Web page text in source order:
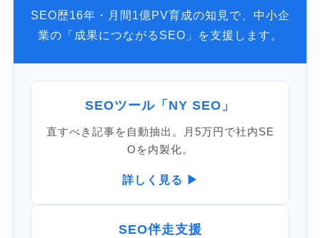
SEO歴16年・月間1億PV育成の知見で、中小企
業の「成果につながるSEO」を支援します。
SEOツール「NY SEO」
直すべき記事を自動抽出。月5万円で社内SE
Oを内製化。
詳しく見る ▶
SEO伴走支援